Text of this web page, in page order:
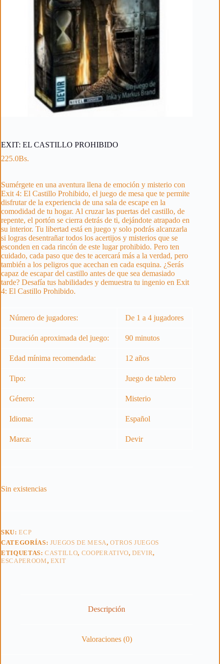
EXIT: EL CASTILLO PROHIBIDO
225.0Bs.
Sumérgete en una aventura llena de emoción y misterio con
Exit 4: El Castillo Prohibido, el juego de mesa que te permite
disfrutar de la experiencia de una sala de escape en la
comodidad de tu hogar. Al cruzar las puertas del castillo, de
repente, el portón se cierra detrás de ti, dejándote atrapado en
su interior. Tu libertad está en juego y solo podrás alcanzarla
si logras desentrañar todos los acertijos y misterios que se
esconden en cada rincón de este lugar prohibido. Pero ten
cuidado, cada paso que des te acercará más a la verdad, pero
también a los peligros que acechan en cada esquina. ¿Serás
capaz de escapar del castillo antes de que sea demasiado
tarde? Desafía tus habilidades y demuestra tu ingenio en Exit
4: El Castillo Prohibido.
Número de jugadores: De 1 a 4 jugadores
Duración aproximada del juego: 90 minutos
Edad mínima recomendada: 12 años
Tipo: Juego de tablero
Género: Misterio
Idioma: Español
Marca: Devir
Sin existencias
SKU:ECP
CATEGORÍAS: JUEGOS DE MESA,OTROS JUEGOS
ETIQUETAS:CASTILLO, COOPERATIVO,DEVIR,
ESCAPEROOM, EXIT
Descripción
Valoraciones (0)